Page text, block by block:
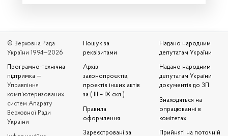
© Верховна Рада
України 1994—2026
Програмно-технічна
підтримка —
Управління
комп'ютеризованих
систем Апарату
Верховної Ради
України
Пошук за
реквізитами
Архів
законопроєктів,
проєктів інших актів
за ( III – IX скл.)
Правила
оформлення
Зареєстровані за
Надано народним
депутатам України
Надано народним
депутатам України
документів до ЗП
Знаходяться на
опрацюванні в
комітетах
Прийняті на поточній